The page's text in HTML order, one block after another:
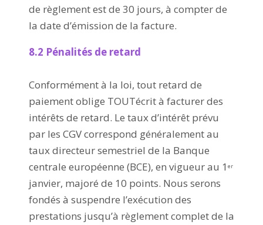
de règlement est de 30 jours, à compter de
la date d’émission de la facture.
8.2 Pénalités de retard
Conformément à la loi, tout retard de
paiement oblige TOUTécrit à facturer des
intérêts de retard. Le taux d’intérêt prévu
par les CGV correspond généralement au
taux directeur semestriel de la Banque
centrale européenne (BCE), en vigueur au 1 er
janvier, majoré de 10 points. Nous serons
fondés à suspendre l’exécution des
prestations jusqu’à règlement complet de la